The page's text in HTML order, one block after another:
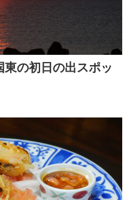
の初日の出スポッ